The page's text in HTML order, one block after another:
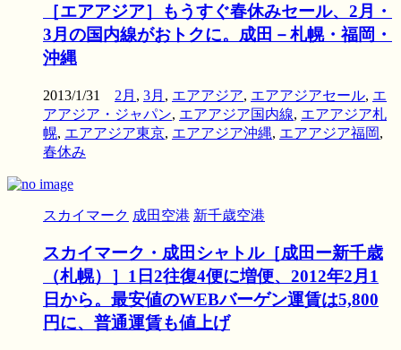
［エアアジア］もうすぐ春休みセール、2月・
3月の国内線がおトクに。成田－札幌・福岡・
沖縄
2013/1/31 2月 , 3月 , エアアジア, エアアジアセール, エ
アアジア・ジャパン, エアアジア国内線, エアアジア札
幌, エアアジア東京, エアアジア沖縄, エアアジア福岡,
春休み
スカイマーク 成田空港 新千歳空港
スカイマーク・成田シャトル［成田ー新千歳
（札幌）］1日2往復4便に増便、2012年2月1
日から。最安値のWEBバーゲン運賃は5,800
円に、普通運賃も値上げ